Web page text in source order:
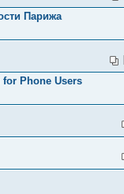
Парижа
Phone Users